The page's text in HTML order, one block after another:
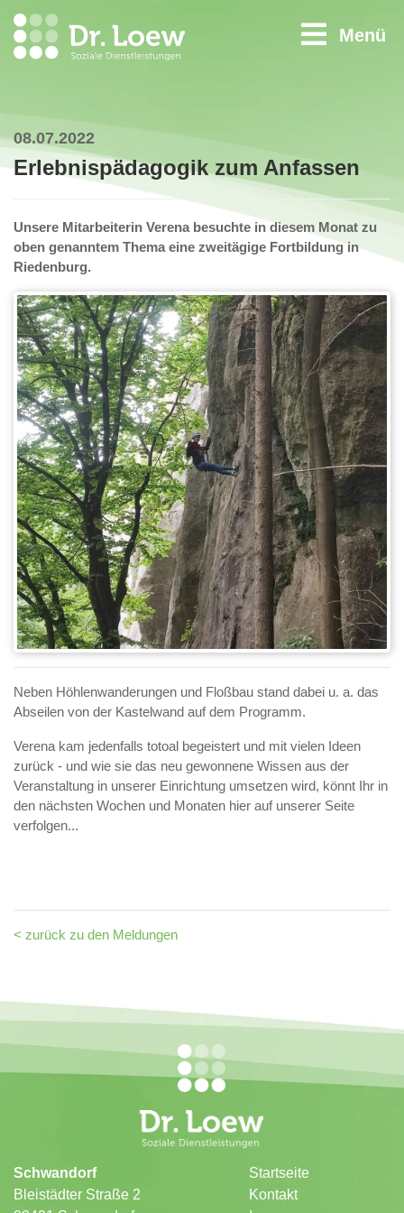
Menü
08.07.2022
Erlebnispädagogik zum Anfassen
Unsere Mitarbeiterin Verena besuchte in diesem Monat zu
oben genanntem Thema eine zweitägige Fortbildung in
Riedenburg.
Neben Höhlenwanderungen und Floßbau stand dabei u. a. das
Abseilen von der Kastelwand auf dem Programm.
Verena kam jedenfalls totoal begeistert und mit vielen Ideen
zurück - und wie sie das neu gewonnene Wissen aus der
Veranstaltung in unserer Einrichtung umsetzen wird, könnt Ihr in
den nächsten Wochen und Monaten hier auf unserer Seite
verfolgen...
< zurück zu den Meldungen
Schwandorf
Bleistädter Straße 2
Startseite
Kontakt